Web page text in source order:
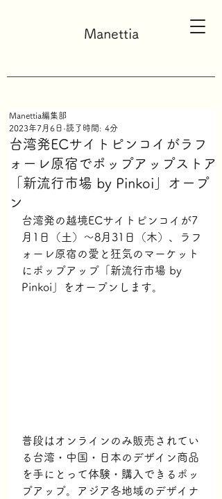
Manettia
台湾発ECサイトピンコイがラフ
ォーレ原宿でポップアップストア
「新流行市場 by Pinkoi」オープ
ン
Manettia編集部
2023年7月6日 読了時間: 4分
台湾発の越境ECサイトピンコイが7
月1日（土）～8月31日（木）、ラフ
ォーレ原宿の愛と狂気のマーケット
にポップアップ「新流行市場 by
Pinkoi」をオープンします。
普段はオンラインのみ販売されてい
る台湾・中国・日本のデザイン商品
を手にとって体験・購入できるポッ
プアップ。アジア各地域のデザイナ